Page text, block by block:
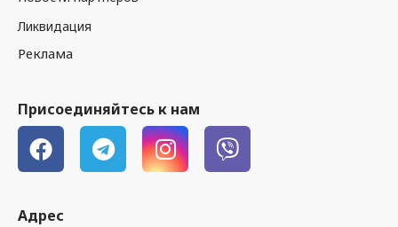
Ликвидация
Реклама
Присоединяйтесь к нам
Адрес